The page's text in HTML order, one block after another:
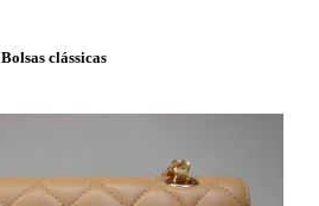
Bolsas clássicas